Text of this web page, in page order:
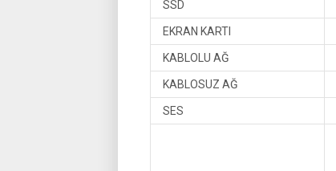
SSD
EKRAN KARTI
KABLOLU AĞ
KABLOSUZ AĞ
SES